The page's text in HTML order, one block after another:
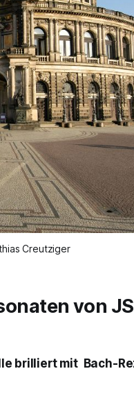
Creutziger
von
brilliert mit Bach-